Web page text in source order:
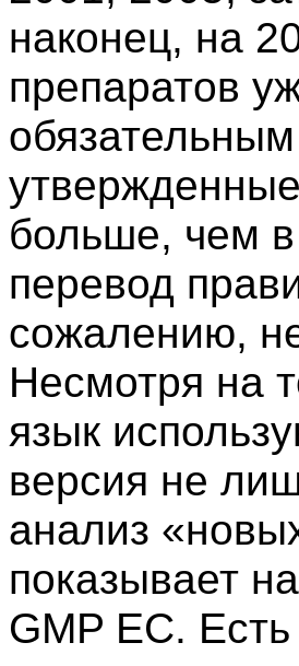
наконец, на
препаратов
больше, чем
перевод
сожалению,
Несмотря на
язык
версия не
анализ
показывает
GMP ЕС. Есть